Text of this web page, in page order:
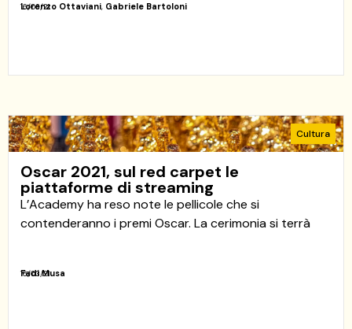
16/03/21
Lorenzo Ottaviani, Gabriele Bartoloni
Cultura
Oscar 2021, sul red carpet le
piattaforme di streaming
L’Academy ha reso note le pellicole che si
contenderanno i premi Oscar. La cerimonia si terrà
16/03/21
Fadi Musa